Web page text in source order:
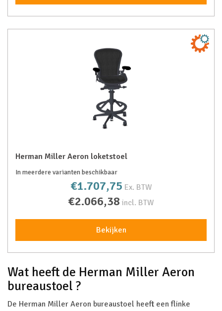
Herman Miller Aeron loketstoel
In meerdere varianten beschikbaar
€1.707,75 Ex. BTW
€2.066,38 incl. BTW
Bekijken
Wat heeft de Herman Miller Aeron
bureaustoel ?
De Herman Miller Aeron bureaustoel heeft een flinke